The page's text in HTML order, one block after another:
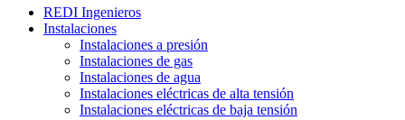
REDI Ingenieros
Instalaciones
Instalaciones a presión
Instalaciones de gas
Instalaciones de agua
Instalaciones eléctricas de alta tensión
Instalaciones eléctricas de baja tensión